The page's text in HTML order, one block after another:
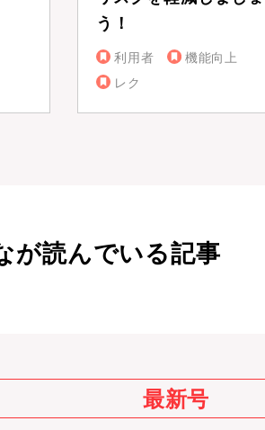
う！
利用者
機能向上
レク
が読んでいる記事
最新号